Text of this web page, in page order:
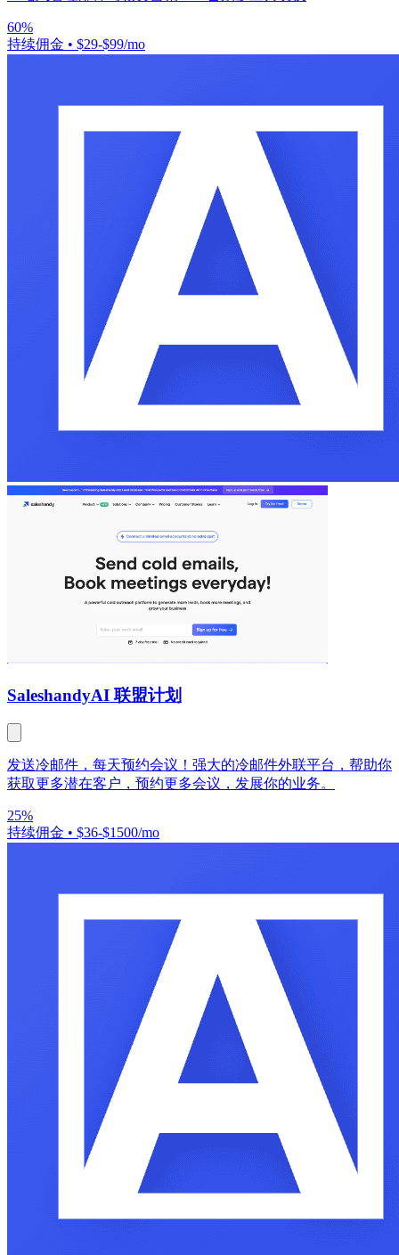
60%
持续佣金 • $29-$99/mo
SaleshandyAI 联盟计划
发送冷邮件，每天预约会议！强大的冷邮件外联平台，帮助你
获取更多潜在客户，预约更多会议，发展你的业务。
25%
持续佣金 • $36-$1500/mo